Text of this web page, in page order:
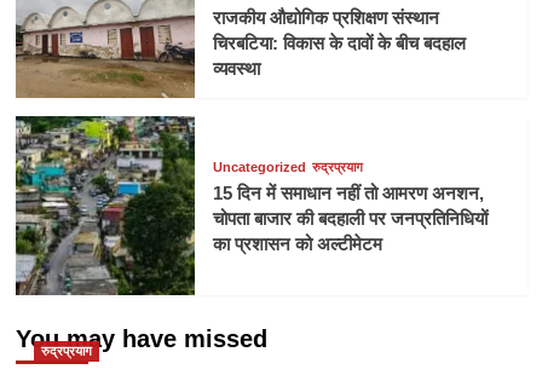
राजकीय औद्योगिक प्रशिक्षण संस्थान
चिरबटिया: विकास के दावों के बीच बदहाल
व्यवस्था
Uncategorized रुद्रप्रयाग
15 दिन में समाधान नहीं तो आमरण अनशन,
चोपता बाजार की बदहाली पर जनप्रतिनिधियों
का प्रशासन को अल्टीमेटम
You may have missed
रुद्रप्रयाग